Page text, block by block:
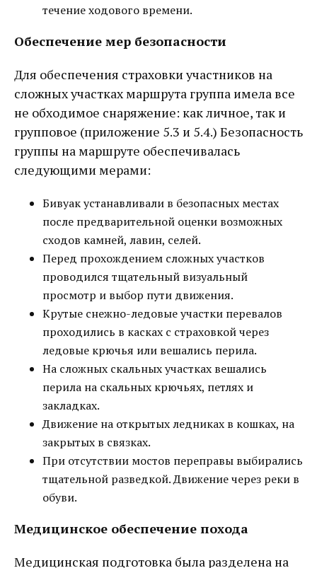
течение ходового времени.
Обеспечение мер безопасности
Для обеспечения страховки участников на
сложных участках маршрута группа имела все
не обходимое снаряжение: как личное, так и
групповое (приложение 5.3 и 5.4.) Безопасность
группы на маршруте обеспечивалась
следующими мерами:
Бивуак устанавливали в безопасных местах
после предварительной оценки возможных
сходов камней, лавин, селей.
Перед прохождением сложных участков
проводился тщательный визуальный
просмотр и выбор пути движения.
Крутые снежно-ледовые участки перевалов
проходились в касках с страховкой через
ледовые крючья или вешались перила.
На сложных скальных участках вешались
перила на скальных крючьях, петлях и
закладках.
Движение на открытых ледниках в кошках, на
закрытых в связках.
При отсутствии мостов переправы выбирались
тщательной разведкой. Движение через реки в
обуви.
Медицинское обеспечение похода
Медицинская подготовка была разделена на